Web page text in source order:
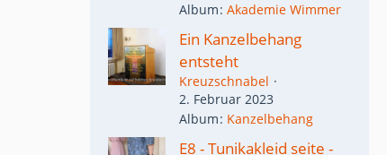
Album Akademie Wimmer
Ein Kanzelbehang
entsteht
Kreuzschnabel
2. Februar 2023
Album Kanzelbehang
E8 - Tunikakleid seite -